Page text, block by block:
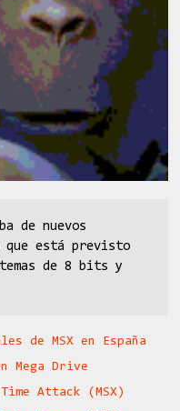
de nuevos
que está previsto
de 8 bits y
de MSX en España
Mega Drive
Attack (MSX)